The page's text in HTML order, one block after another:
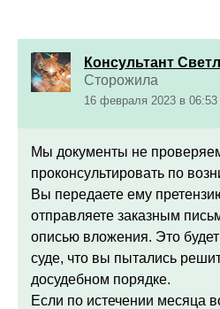
Консультант
Сторожила
16 февраля 2023 в 06:53
Мы документы не
проконсультировать по
Вы передаете ему
отправляете заказным
описью вложения. Это будет
суде, что вы пытались
досудебном порядке.
Если по истечении месяца